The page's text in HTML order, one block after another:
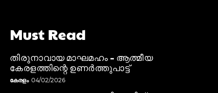
Must Read
തിരുനാവായ മാഘമഹം – ആത്മീയ
കേരളത്തിന്റെ ഉണർത്തുപാട്ട്
കേരളം 04/02/2026